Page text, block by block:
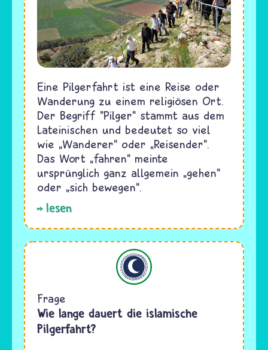
Eine Pilgerfahrt ist eine Reise oder
Wanderung zu einem religiösen Ort.
Der Begriff "Pilger" stammt aus dem
Lateinischen und bedeutet so viel
wie „Wanderer“ oder „Reisender“.
Das Wort „fahren“ meinte
ursprünglich ganz allgemein „gehen“
oder „sich bewegen“.
lesen
Frage
Wie lange dauert die islamische
Pilgerfahrt?